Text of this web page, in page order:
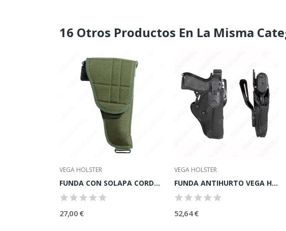
16 Otros Productos En La Misma
VEGA HOLSTER
FUNDA CON SOLAPA CORDURA
27,00 €
VEGA HOLSTER
FUNDA ANTIHURTO VEGA HOLSTER SP2
52,64 €